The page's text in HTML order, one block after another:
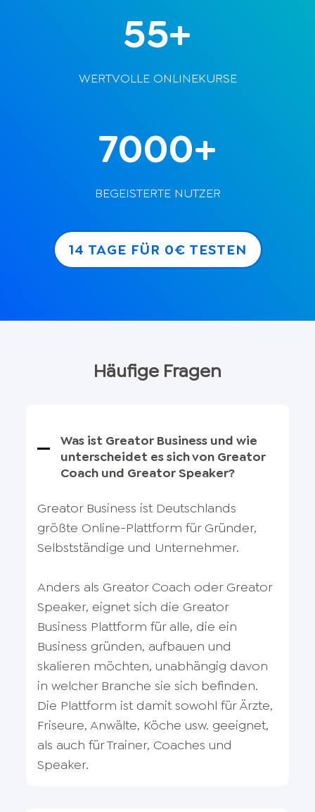
55+
WERTVOLLE ONLINEKURSE
7000+
BEGEISTERTE NUTZER
14 TAGE FÜR 0€ TESTEN
Häufige Fragen
Was ist Greator Business und wie
unterscheidet es sich von Greator
Coach und Greator Speaker?
Greator Business ist Deutschlands
größte Online-Plattform für Gründer,
Selbstständige und Unternehmer.
Anders als Greator Coach oder Greator
Speaker, eignet sich die Greator
Business Plattform für alle, die ein
Business gründen, aufbauen und
skalieren möchten, unabhängig davon
in welcher Branche sie sich befinden.
Die Plattform ist damit sowohl für Ärzte,
Friseure, Anwälte, Köche usw. geeignet,
als auch für Trainer, Coaches und
Speaker.